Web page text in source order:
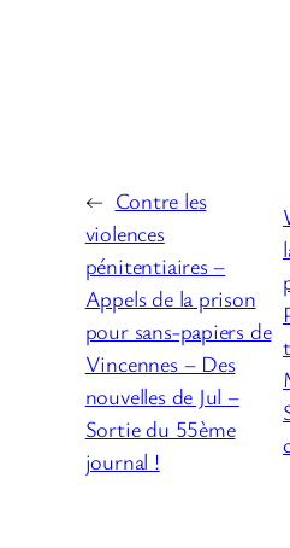
← Contre les
violences
pénitentiaires –
Appels de la prison
pour sans-papiers de
Vincennes – Des
nouvelles de Jul –
Sortie du 55ème
journal !